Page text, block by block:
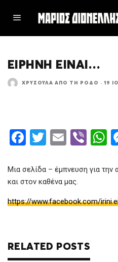
ΕΙΡΉΝΗ ΕΊΝΑΙ…
ΧΡΥΣΟΎΛΑ ΑΠΌ ΤΗ ΡΌΔΟ · 19
F
ce
b
o
T
tt
er
E
ail
Vi
er
A
Μια σελίδα – έμπνευση για την
και στον καθένα μας.
https://www.facebook.com/
RELATED POSTS